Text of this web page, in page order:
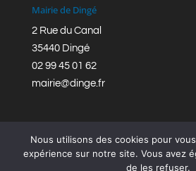
Mairie de Dingé
2 Rue du Canal
35440 Dingé
02 99 45 01 62
mairie@dinge.fr
Nous utilisons des cookies pour
expérience sur notre site. Vous avez
de les refuser.